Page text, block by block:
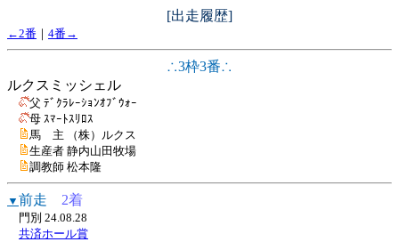
[出走履歴]
←2番 ｜ 4番→
∴3枠3番∴
ルクスミッシェル
父 ﾃﾞｸﾗﾚｰｼｮﾝｵﾌﾞｳｫｰ
母 ｽﾏｰﾄｽﾘﾛｽ
馬 主 （株）ルクス
生産者 静内山田牧場
調教師 松本隆
▼ 前走 2着
門別 24.08.28
共済ホール賞